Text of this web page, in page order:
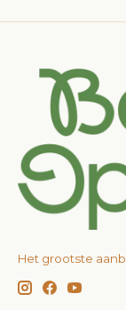
Het grootste